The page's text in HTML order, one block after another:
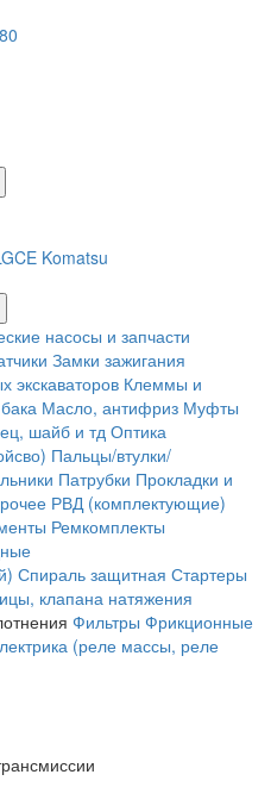
Komatsu
насосы и запчасти
Замки зажигания
экскаваторов Клеммы и
Масло, антифриз Муфты
шайб и тд Оптика
Пальцы/втулки/
Патрубки Прокладки и
РВД (комплектующие)
Ремкомплекты
Спираль защитная Стартеры
клапана натяжения
Фильтры Фрикционные
(реле массы, реле